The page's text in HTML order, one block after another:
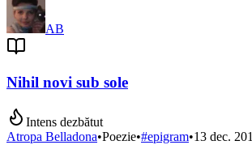
AB
Nihil novi sub sole
Intens dezbătut
Atropa Belladona•Poezie•#epigram•13 dec.